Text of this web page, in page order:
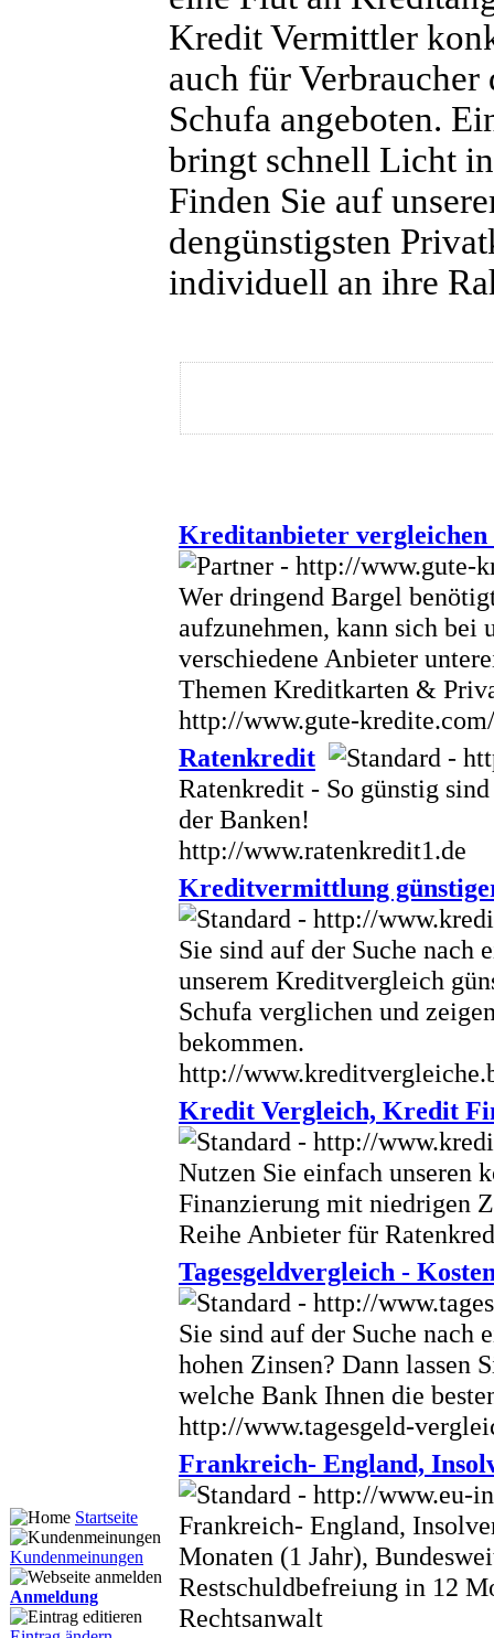
Startseite
Kundenmeinungen
Anmeldung
Kredit Vermittler
auch für
Schufa angeboten.
bringt schnell Licht
Finden Sie auf
dengünstigsten
individuell an ihre
Kreditanbieter
Wer dringend Bargel
aufzunehmen, kann sich bei
verschiedene Anbieter
Themen Kreditkarten &
http://www.gute-kredite.com/
Ratenkredit
Ratenkredit - So günstig
der Banken!
http://www.ratenkredit1.de
Kreditvermittlung
Sie sind auf der Suche nach
unserem Kreditvergleich
Schufa verglichen und
bekommen.
http://
Kredit Vergleich, Kredit
Nutzen Sie einfach unseren
Finanzierung mit niedrigen
Reihe Anbieter für
Tagesgeldvergleich -
Sie sind auf der Suche nach
hohen Zinsen? Dann lassen
welche Bank Ihnen die
http://www.tagesgeld-
Frankreich- England,
Frankreich- England,
Monaten (1 Jahr),
Restschuldbefreiung in 12
Rechtsanwalt